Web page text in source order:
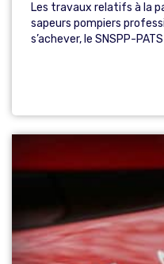
Les travaux relatifs à la
sapeurs pompiers
s’achever, le SNSPP-